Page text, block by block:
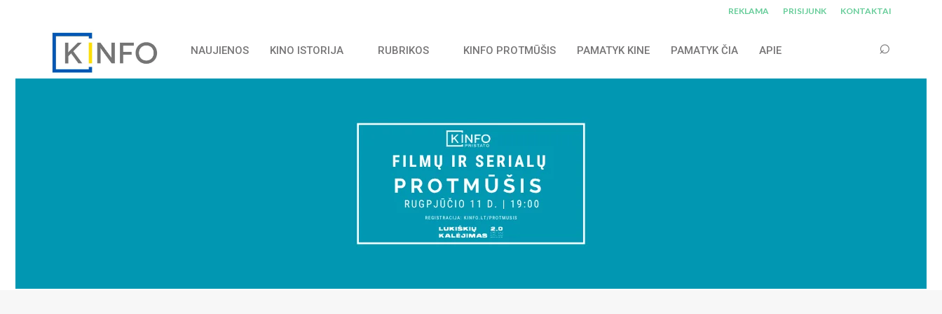
REKLAMA PRISIJUNK KONTAKTAI
NAUJIENOS KINO ISTORIJA RUBRIKOS KINFO PROTMŪŠIS PAMATYK KINE PAMATYK ČIA APIE